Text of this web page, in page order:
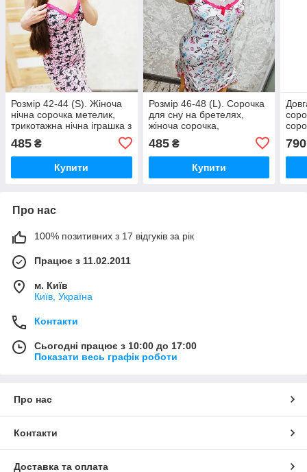
Розмір 42-44 (S). Жіноча
нічна сорочка метелик,
трикотажна нічна іграшка з
Туреччина
485 ₴
Купити
Розмір 46-48 (L). Сорочка
для сну на бретелях,
жіноча сорочка,
трикотажна нічна іграшка з
мереживом, Туреччина
485₴
Купити
56.
790
Про нас
100% позитивних з 17 відгуків за рік
Працює з 11.02.2011
м. Київ
Київ, Україна
Контакти
Сьогодні працює з 10:00 до 17:00
Показати весь графік роботи
Про нас
Контакти
Доставка та оплата